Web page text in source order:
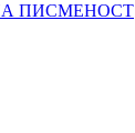
ПИСМЕНОСТ